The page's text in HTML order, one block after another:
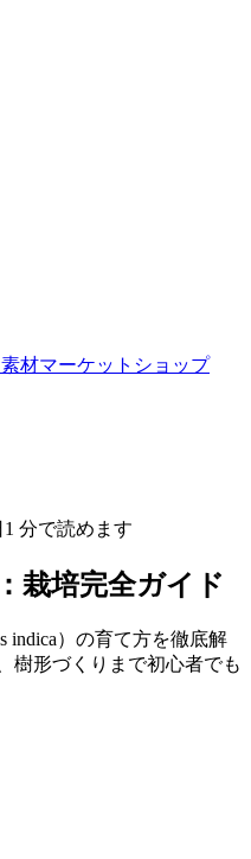
材マーケット ショップ
1 分で読めます
栽培完全ガイド
indica）の育て方を徹底解
樹形づくりまで初心者でも